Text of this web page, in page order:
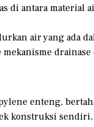
di antara
air yang ada
enteng,
konstruksi